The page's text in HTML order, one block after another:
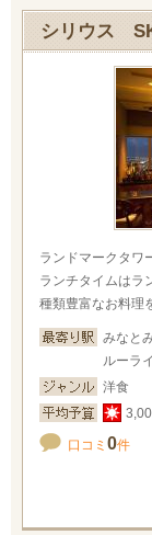
シリウス
ランドマークタワ
ランチタイムはラ
種類豊富なお料理
みなと
ルーラ
洋食
口コミ 0件